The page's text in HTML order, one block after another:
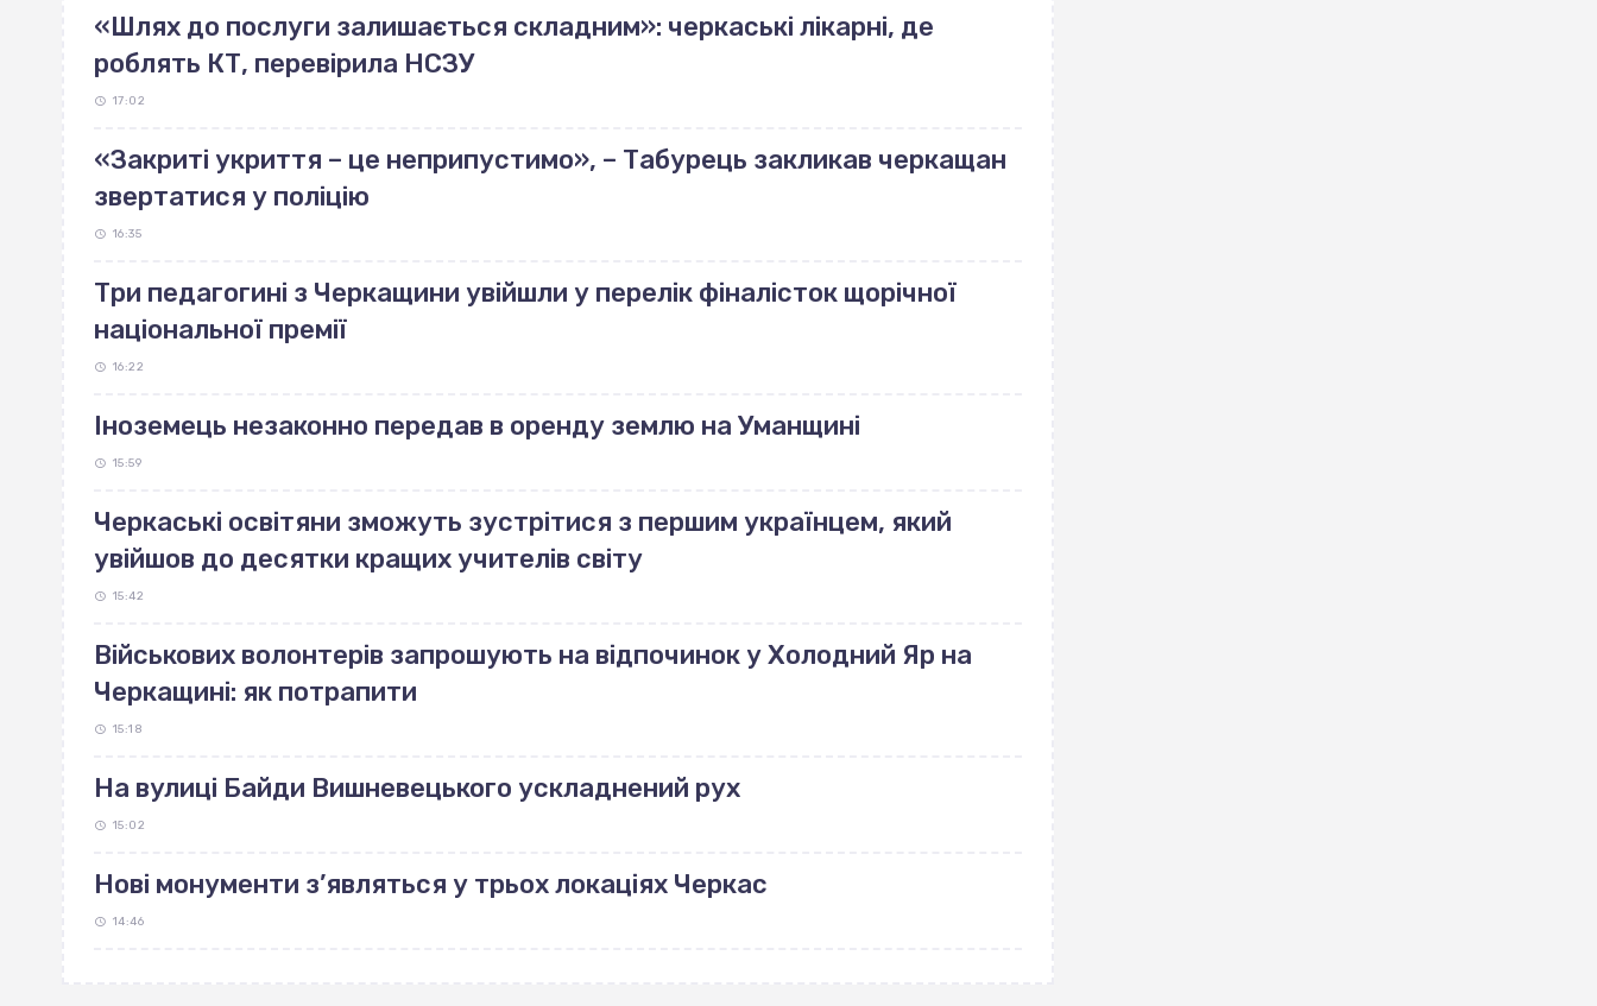
«Шлях до послуги залишається складним»: черкаські лікарні, де
роблять КТ, перевірила НСЗУ
17:02
«Закриті укриття – це неприпустимо», – Табурець закликав черкащан
звертатися у поліцію
16:35
Три педагогині з Черкащини увійшли у перелік фіналісток щорічної
національної премії
16:22
Іноземець незаконно передав в оренду землю на Уманщині
15:59
Черкаські освітяни зможуть зустрітися з першим українцем, який
увійшов до десятки кращих учителів світу
15:42
Військових волонтерів запрошують на відпочинок у Холодний Яр на
Черкащині: як потрапити
15:18
На вулиці Байди Вишневецького ускладнений рух
15:02
Нові монументи з’являться у трьох локаціях Черкас
14:46